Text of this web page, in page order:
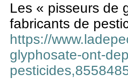
Les « pisseurs de
fabricants de
https://
glyphosate-ont-